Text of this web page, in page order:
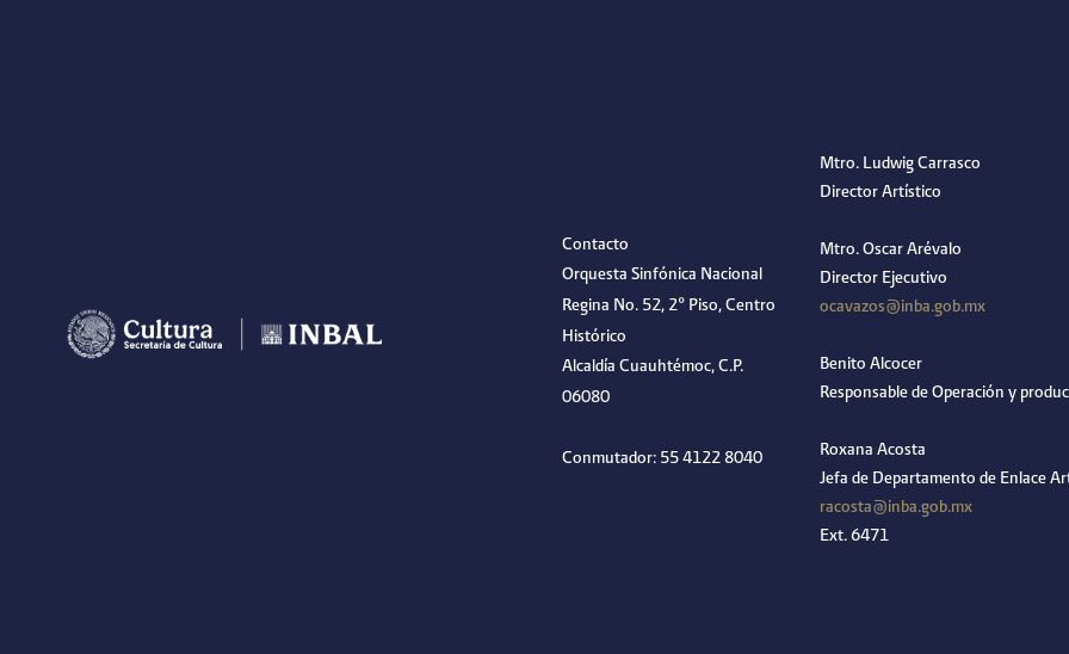
Contacto
Orquesta Sinfónica Nacional
Regina No. 52, 2º Piso, Centro
Histórico
Alcaldía Cuauhtémoc, C.P.
06080
Conmutador: 55 4122 8040
Mtro. Ludwig Carrasco
Director Artístico
Mtro. Oscar Arévalo
Director Ejecutivo
ocavazos@inba.gob.mx
Benito Alcocer
Responsable de Operación y
Roxana Acosta
Jefa de Departamento de Enlace
racosta@inba.gob.mx
Ext. 6471